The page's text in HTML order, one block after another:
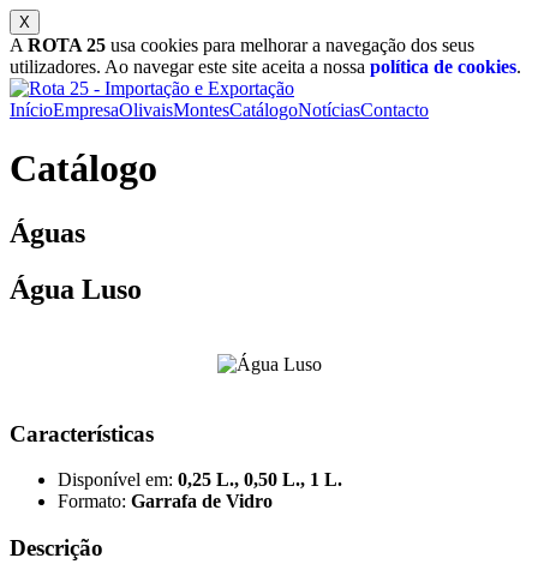
A ROTA 25 usa cookies para melhorar a navegação dos seus
utilizadores. Ao navegar este site aceita a nossa política de cookies.
InícioEmpresaOlivaisMontesCatálogoNotíciasContacto
Catálogo
Águas
Água Luso
Características
Disponível em: 0,25 L., 0,50 L., 1 L.
Formato: Garrafa de Vidro
Descrição